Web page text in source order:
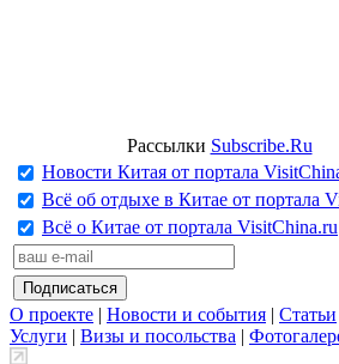
Рассылки Subscribe.Ru
Новости Китая от портала
Всё об отдыхе в Китае от портала
Всё о Китае от портала VisitChina.ru
О проекте | Новости и события | Статьи
Услуги | Визы и посольства |